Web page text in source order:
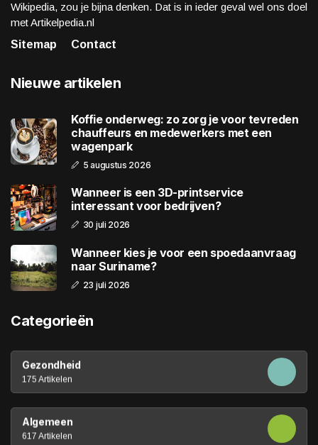
Wikipedia, zou je bijna denken. Dat is in ieder geval wel ons doel
met Artikelpedia.nl
Sitemap
Contact
Nieuwe artikelen
Koffie onderweg: zo zorg je voor tevreden
chauffeurs en medewerkers met een
wagenpark
5 augustus 2026
Wanneer is een 3D-printservice
interessant voor bedrijven?
30 juli 2026
Wanneer kies je voor een spoedaanvraag
naar Suriname?
23 juli 2026
Categorieën
Gezondheid
175 Artikelen
Algemeen
617 Artikelen